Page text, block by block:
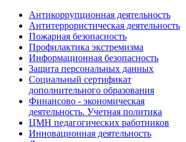
Антикоррупционная деятельность
Антитеррористическая деятельность
Пожарная безопасность
Профилактика экстремизма
Информационная безопасность
Защита персональных данных
Социальный сертификат
дополнительного образования
Финансово - экономическая
деятельность. Учетная политика
ЦМН педагогических работников
Инновационная деятельность